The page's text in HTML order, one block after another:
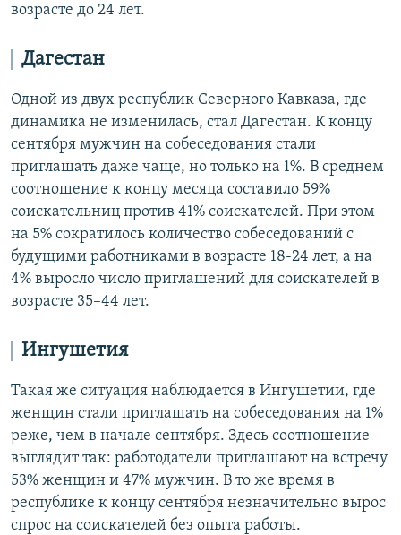
возрасте до 24 лет.
Дагестан
Одной из двух республик Северного Кавказа, где
динамика не изменилась, стал Дагестан. К концу
сентября мужчин на собеседования стали
приглашать даже чаще, но только на 1%. В среднем
соотношение к концу месяца составило 59%
соискательниц против 41% соискателей. При этом
на 5% сократилось количество собеседований с
будущими работниками в возрасте 18-24 лет, а на
4% выросло число приглашений для соискателей в
возрасте 35–44 лет.
Ингушетия
Такая же ситуация наблюдается в Ингушетии, где
женщин стали приглашать на собеседования на 1%
реже, чем в начале сентября. Здесь соотношение
выглядит так: работодатели приглашают на встречу
53% женщин и 47% мужчин. В то же время в
республике к концу сентября незначительно вырос
спрос на соискателей без опыта работы.